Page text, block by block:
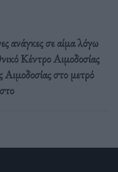
ανάγκες σε αίμα λόγω
Κέντρο Αιμοδοσίας
στο μετρό